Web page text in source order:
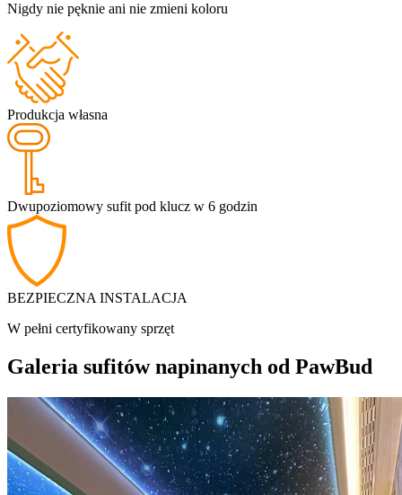
Nigdy nie pęknie ani nie zmieni koloru
Produkcja własna
Dwupoziomowy sufit pod klucz w 6 godzin
BEZPIECZNA INSTALACJA
W pełni certyfikowany sprzęt
Galeria sufitów napinanych od PawBud